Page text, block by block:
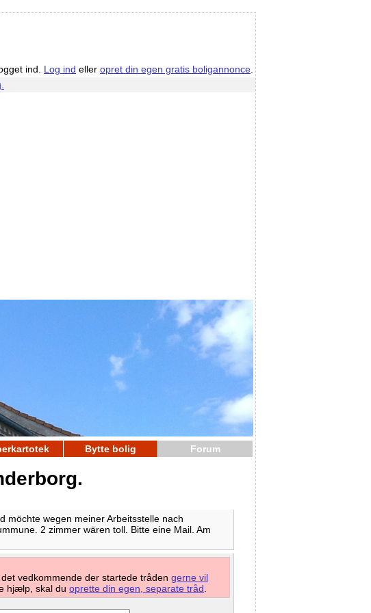
ind. Log ind eller opret din egen gratis boligannonce
Bytte bolig
Forum
möchte wegen meiner Arbeitsstelle nach
2 zimmer wären toll. Bitte eine Mail. Am
vedkommende der startede tråden gerne vil
hjælp, skal du oprette din egen, separate tråd